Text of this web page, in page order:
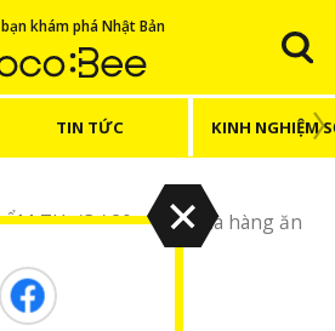
khám phá Nhật Bản
TIN TỨC KINH NGHIỆM
ẨM THỰC/20 chuỗi nhà hàng ăn